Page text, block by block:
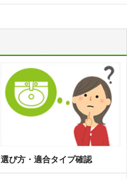
選び方・適合タイプ確認